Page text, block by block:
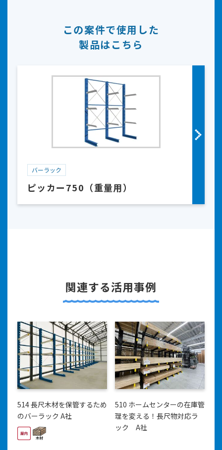
この案件で使用した
製品はこちら
バーラック
ピッカー750（重量用）
関連する活用事例
514 長尺木材を保管するため
のバーラック A社
510 ホームセンターの在庫管
理を変える！長尺物対応ラ
ック A社